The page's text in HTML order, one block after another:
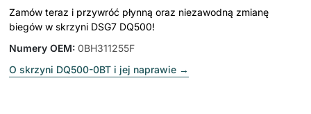
Zamów teraz i przywróć płynną oraz niezawodną zmianę
biegów w skrzyni DSG7 DQ500!
Numery OEM: 0BH311255F
O skrzyni DQ500-0BT i jej naprawie →